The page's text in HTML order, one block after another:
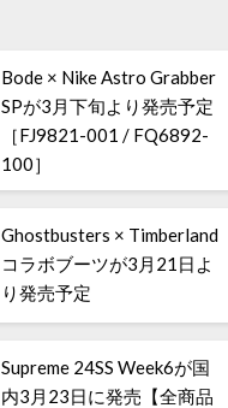
Bode × Nike Astro Grabber
SPが3月下旬より発売予定
［FJ9821-001 / FQ6892-
100］
Ghostbusters × Timberland
コラボブーツが3月21日よ
り発売予定
Supreme 24SS Week6が国
内3月23日に発売【全商品